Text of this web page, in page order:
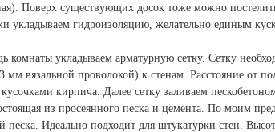
Поверх существующих досок тоже можно
укладываем гидроизоляцию, желательно единым
комнаты укладываем арматурную сетку. Сетку
мм вязальной проволокой) к стенам. Расстояние от
кирпича. Далее сетку заливаем
из просеянного песка и цемента. По моим
песка. Идеально подходит для штукатурки стен.